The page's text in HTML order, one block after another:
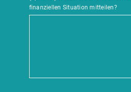
finanziellen Situation mitteilen?